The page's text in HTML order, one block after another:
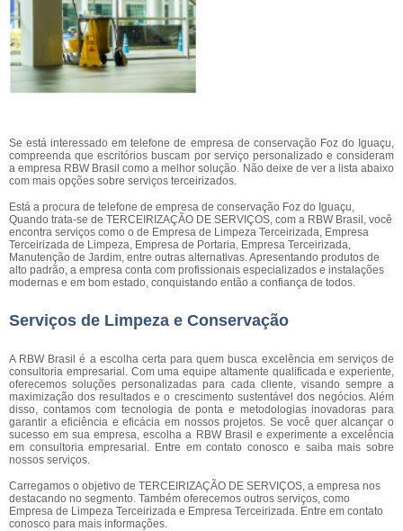
Se está interessado em telefone de empresa de conservação Foz do Iguaçu,
compreenda que escritórios buscam por serviço personalizado e consideram
a empresa RBW Brasil como a melhor solução. Não deixe de ver a lista abaixo
com mais opções sobre serviços terceirizados.
Está a procura de telefone de empresa de conservação Foz do Iguaçu,
Quando trata-se de TERCEIRIZAÇÃO DE SERVIÇOS, com a RBW Brasil, você
encontra serviços como o de Empresa de Limpeza Terceirizada, Empresa
Terceirizada de Limpeza, Empresa de Portaria, Empresa Terceirizada,
Manutenção de Jardim, entre outras alternativas. Apresentando produtos de
alto padrão, a empresa conta com profissionais especializados e instalações
modernas e em bom estado, conquistando então a confiança de todos.
Serviços de Limpeza e Conservação
A RBW Brasil é a escolha certa para quem busca excelência em serviços de
consultoria empresarial. Com uma equipe altamente qualificada e experiente,
oferecemos soluções personalizadas para cada cliente, visando sempre a
maximização dos resultados e o crescimento sustentável dos negócios. Além
disso, contamos com tecnologia de ponta e metodologias inovadoras para
garantir a eficiência e eficácia em nossos projetos. Se você quer alcançar o
sucesso em sua empresa, escolha a RBW Brasil e experimente a excelência
em consultoria empresarial. Entre em contato conosco e saiba mais sobre
nossos serviços.
Carregamos o objetivo de TERCEIRIZAÇÃO DE SERVIÇOS, a empresa nos
destacando no segmento. Também oferecemos outros serviços, como
Empresa de Limpeza Terceirizada e Empresa Terceirizada. Entre em contato
conosco para mais informações.